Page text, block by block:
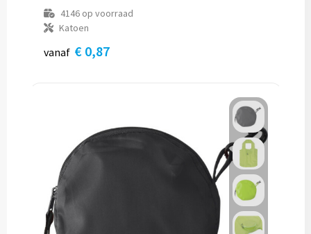
4146op voorraad
Katoen
vanaf € 0,87